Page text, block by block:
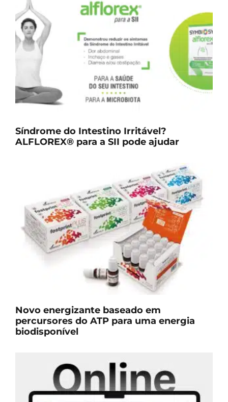
Síndrome do Intestino Irritável?
ALFLOREX® para a SII pode ajudar
Novo energizante baseado em
percursores do ATP para uma energia
biodisponível